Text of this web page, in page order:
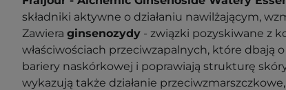
składniki aktywne o działaniu nawilżającym,
Zawiera ginsenozydy - związki pozyskiwane z
właściwościach przeciwzapalnych, które dbają
bariery naskórkowej i poprawiają strukturę
wykazują także działanie